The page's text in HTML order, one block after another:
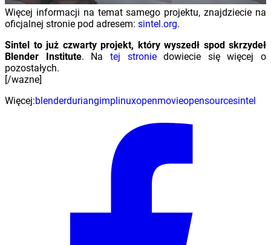
Więcej informacji na temat samego projektu, znajdziecie na
oficjalnej stronie pod adresem: sintel.org.
Sintel to już czwarty projekt, który wyszedł spod skrzydeł
Blender Institute. Na tej stroniedowiecie się więcej o
pozostałych.
[/wazne]
Więcej:blenderduriangimp linuxopenmovieopensourcesintel